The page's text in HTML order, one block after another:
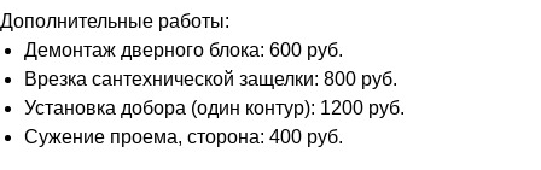
Дополнительные работы:
Демонтаж дверного блока: 600 руб.
Врезка сантехнической защелки: 800 руб.
Установка добора (один контур): 1200 руб.
Сужение проема, сторона: 400 руб.